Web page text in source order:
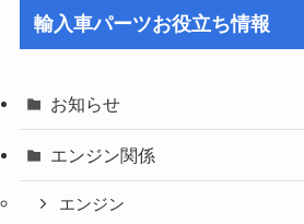
輸入車パーツお役立ち情報
お知らせ
エンジン関係
エンジン